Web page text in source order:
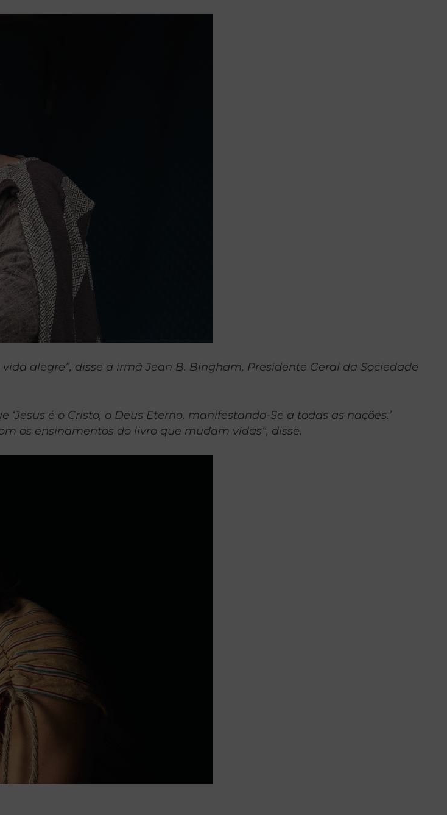
alegre”, disse a irmã Jean B. Bingham, Presidente Geral da Sociedade
é o Cristo, o Deus Eterno, manifestando-Se a todas as nações.’
os ensinamentos do livro que mudam vidas”, disse.